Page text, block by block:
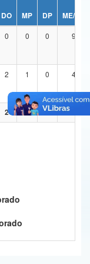
DO MP DP
ME/DO
0 0 0 9
2 1 0 4
2 1 0 13